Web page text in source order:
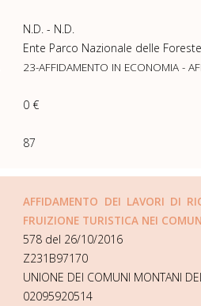
N.D. - N.D.
Ente Parco Nazionale delle
23-AFFIDAMENTO IN ECONOMIA -
0 €
87
AFFIDAMENTO DEI LAVORI DI
FRUIZIONE TURISTICA NEI
578 del 26/10/2016
Z231B97170
UNIONE DEI COMUNI MONTANI
02095920514